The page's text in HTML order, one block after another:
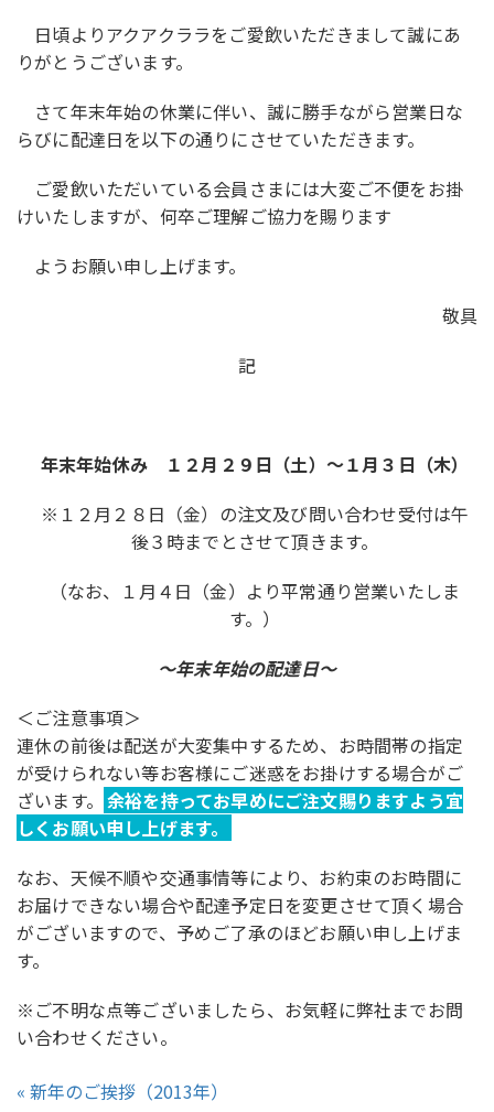
日頃よりアクアクララをご愛飲いただきまして誠にあ
りがとうございます。
さて年末年始の休業に伴い、誠に勝手ながら営業日な
らびに配達日を以下の通りにさせていただきます。
ご愛飲いただいている会員さまには大変ご不便をお掛
けいたしますが、何卒ご理解ご協力を賜ります
ようお願い申し上げます。
敬具
記
年末年始休み １２月２９日（土）～１月３日（木）
※１２月２８日（金）の注文及び問い合わせ受付は午
後３時までとさせて頂きます。
（なお、１月４日（金）より平常通り営業いたしま
す。）
～年末年始の配達日～
＜ご注意事項＞
連休の前後は配送が大変集中するため、お時間帯の指定
が受けられない等お客様にご迷惑をお掛けする場合がご
ざいます。 余裕を持ってお早めにご注文賜りますよう宜
しくお願い申し上げます。
なお、天候不順や交通事情等により、お約束のお時間に
お届けできない場合や配達予定日を変更させて頂く場合
がございますので、予めご了承のほどお願い申し上げま
す。
※ご不明な点等ございましたら、お気軽に弊社までお問
い合わせください。
« 新年のご挨拶（2013年）